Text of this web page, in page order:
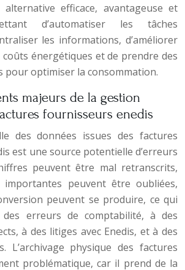
efficace, avantageuse et
d’automatiser les tâches
les informations, d’améliorer
énergétiques et de prendre des
pour optimiser la consommation.
majeurs de la gestion
fournisseurs enedis
des données issues des factures
est une source potentielle d’erreurs
peuvent être mal retranscrits,
peuvent être oubliées,
peuvent se produire, ce qui
erreurs de comptabilité, à des
à des litiges avec Enedis, et à des
L’archivage physique des factures
problématique, car il prend de la